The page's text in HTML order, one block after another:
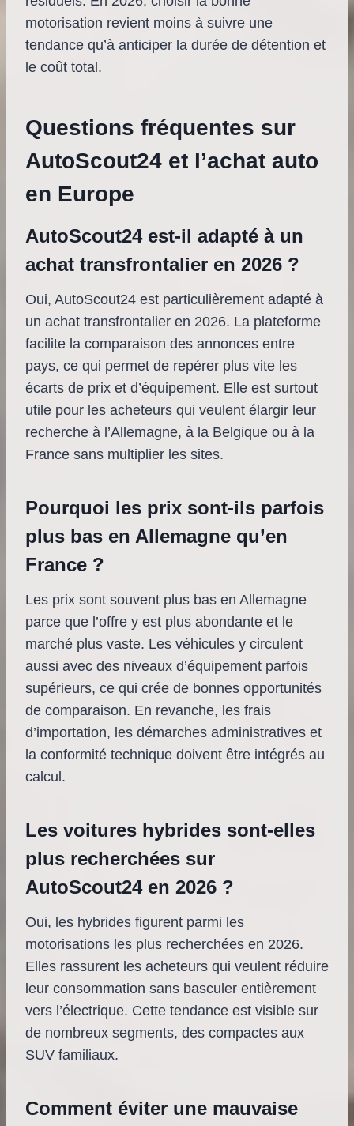
motorisation revient moins à suivre une
tendance qu’à anticiper la durée de détention et
le coût total.
Questions fréquentes sur
AutoScout24 et l’achat auto
en Europe
AutoScout24 est-il adapté à un
achat transfrontalier en 2026 ?
Oui, AutoScout24 est particulièrement adapté à
un achat transfrontalier en 2026. La plateforme
facilite la comparaison des annonces entre
pays, ce qui permet de repérer plus vite les
écarts de prix et d’équipement. Elle est surtout
utile pour les acheteurs qui veulent élargir leur
recherche à l’Allemagne, à la Belgique ou à la
France sans multiplier les sites.
Pourquoi les prix sont-ils parfois
plus bas en Allemagne qu’en
France ?
Les prix sont souvent plus bas en Allemagne
parce que l’offre y est plus abondante et le
marché plus vaste. Les véhicules y circulent
aussi avec des niveaux d’équipement parfois
supérieurs, ce qui crée de bonnes opportunités
de comparaison. En revanche, les frais
d’importation, les démarches administratives et
la conformité technique doivent être intégrés au
calcul.
Les voitures hybrides sont-elles
plus recherchées sur
AutoScout24 en 2026 ?
Oui, les hybrides figurent parmi les
motorisations les plus recherchées en 2026.
Elles rassurent les acheteurs qui veulent réduire
leur consommation sans basculer entièrement
vers l’électrique. Cette tendance est visible sur
de nombreux segments, des compactes aux
SUV familiaux.
Comment éviter une mauvaise